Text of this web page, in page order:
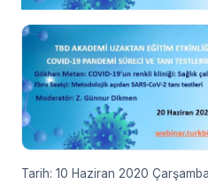
Tarih: 10 Haziran 2020 Çarşamba